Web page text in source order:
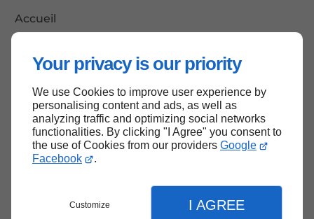
Your privacy is our priority
We use Cookies to improve user experience by
personalising content and ads, as well as
analyzing traffic and optimizing social networks
functionalities. By clicking "I Agree" you consent to
the use of Cookies from our providers Google
Facebook
.
Customize I AGREE
Accueil
Mentions légales
Plan du site
Haut de page